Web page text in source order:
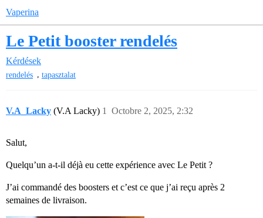
Vaperina
Le Petit booster rendelés
Kérdések
rendelés , tapasztalat
V.A_Lacky (V.A Lacky) Octobre 2, 2025, 2:32
1
Salut,
Quelqu’un a-t-il déjà eu cette expérience avec Le Petit ?
J’ai commandé des boosters et c’est ce que j’ai reçu après 2
semaines de livraison.